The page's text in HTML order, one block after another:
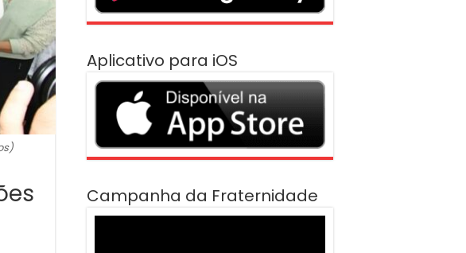
Aplicativo para iOS
Campanha da Fraternidade